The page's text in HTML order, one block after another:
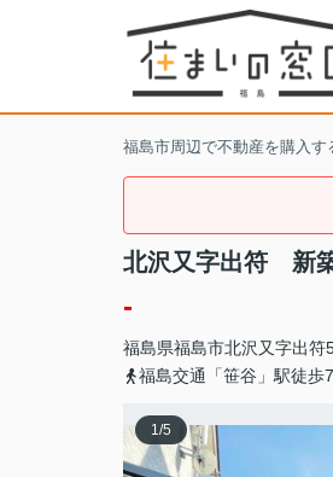
福島市周辺で不動産を購入
北沢又字出符 新
-
福島県福島市北沢又字出符
福島交通「笹谷」駅徒歩
1/5